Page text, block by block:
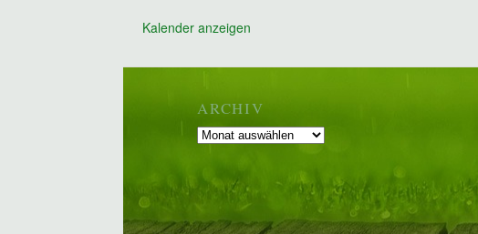
Kalender anzeigen
ARCHIV
Archiv